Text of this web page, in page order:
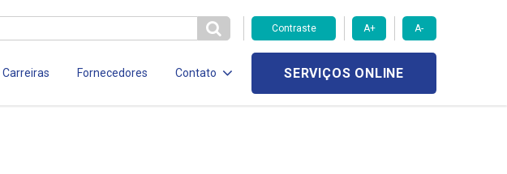
Contraste A+ A-
Carreiras Fornecedores Contato SERVIÇOS ONLINE